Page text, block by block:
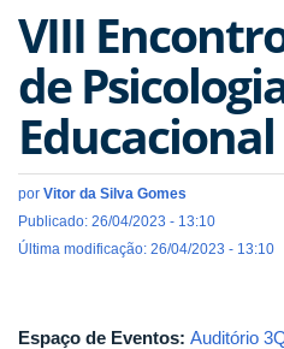
VIII
de
Educacional
por Vitor da Silva Gomes
Publicado: 26/04/2023 - 13:10
Última modificação: 26/04/2023 - 13:10
Espaço de Eventos: Auditório